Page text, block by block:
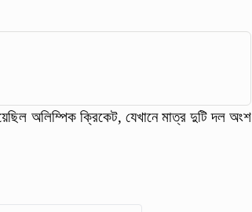
অলিম্পিক ক্রিকেট, যেখানে মাত্র দুটি দল অংশ